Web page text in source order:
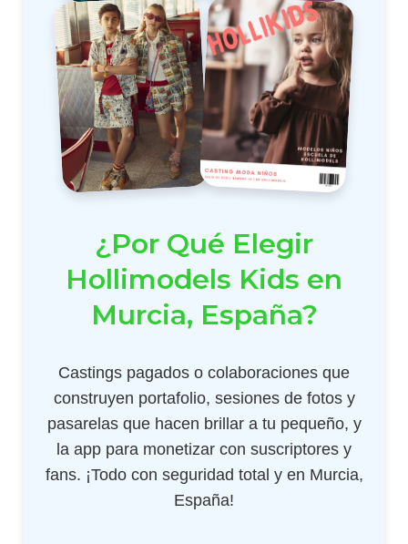
¿Por Qué Elegir
Hollimodels Kids en
Murcia, España?
Castings pagados o colaboraciones que
construyen portafolio, sesiones de fotos y
pasarelas que hacen brillar a tu pequeño, y
la app para monetizar con suscriptores y
fans. ¡Todo con seguridad total y en Murcia,
España!